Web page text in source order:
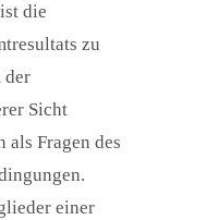
die
zu
der
Sicht
Fragen des
einer